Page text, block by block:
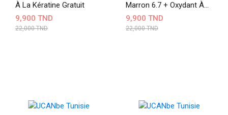
À La Kératine Gratuit
9,900 TND
22,000 TND
Marron 6.7 + Oxydant À
La Kératine
9,900 TND
22,000 TND